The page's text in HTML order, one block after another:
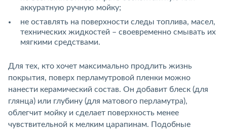
аккуратную ручную мойку;
не оставлять на поверхности следы топлива, масел,
технических жидкостей – своевременно смывать их
мягкими средствами.
Для тех, кто хочет максимально продлить жизнь
покрытия, поверх перламутровой пленки можно
нанести керамический состав. Он добавит блеск (для
глянца) или глубину (для матового перламутра),
облегчит мойку и сделает поверхность менее
чувствительной к мелким царапинам. Подобные